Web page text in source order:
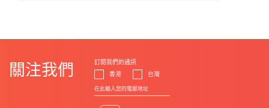
關注我們
訂閱我們的通訊
香港
台灣